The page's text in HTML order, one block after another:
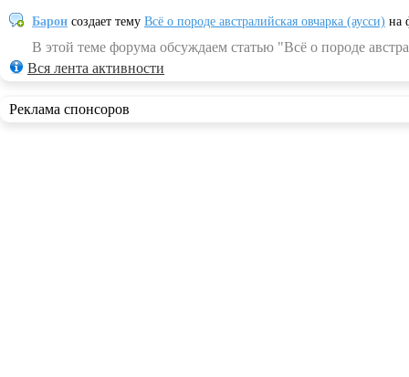
Барон создает тему Всё о породе австралийская овчарка (аусси) на
В этой теме форума обсуждаем статью "Всё о породе
Вся лента активности
Реклама спонсоров